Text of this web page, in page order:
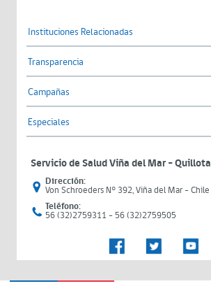
Instituciones Relacionadas
Transparencia
Campañas
Especiales
Servicio de Salud Viña del Mar – Quillota
Dirección:
Von Schroeders N° 392, Viña del Mar - Chile
Teléfono:
56 (32)2759311 - 56 (32)2759505